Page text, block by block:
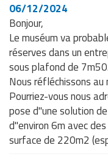
06/12/2024
Bonjour,
Le muséum va
réserves dans un
sous plafond de 7m50.
Nous réfléchissons au
Pourriez-vous nous
pose d"une solution
d"environ 6m avec
surface de 220m2